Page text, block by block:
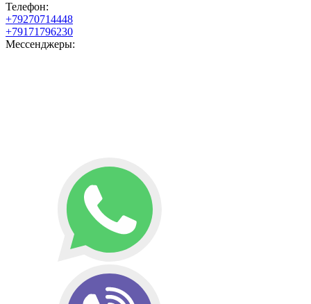
Телефон:
+79270714448
+79171796230
Мессенджеры: